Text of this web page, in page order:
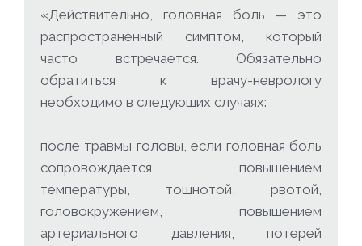
«Действительно, головная боль — это
распространённый симптом, который
часто встречается. Обязательно
обратиться к врачу-неврологу
необходимо в следующих случаях:
после травмы головы, если головная боль
сопровождается повышением
температуры, тошнотой, рвотой,
головокружением, повышением
артериального давления, потерей